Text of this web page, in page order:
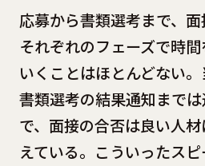
応募から書類選考まで、面
それぞれのフェーズで時
いくことはほとんどない
書類選考の結果通知まで
で、面接の合否は良い人
えている。こういったス